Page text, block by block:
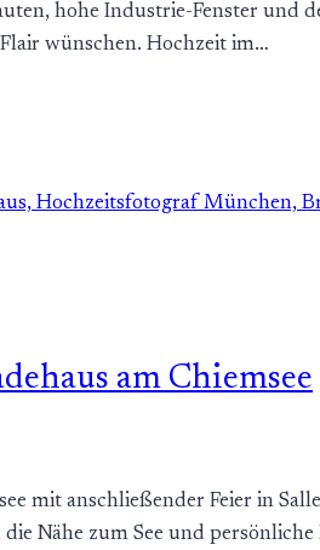
hohe Industrie-Fenster und
wünschen. Hochzeit im…
am Chiemsee
mit anschließender Feier in
Nähe zum See und